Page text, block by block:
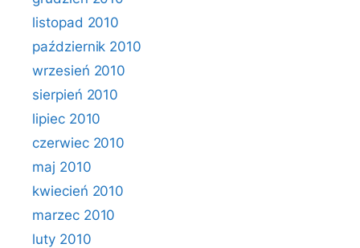
listopad 2010
październik 2010
wrzesień 2010
sierpień 2010
lipiec 2010
czerwiec 2010
maj 2010
kwiecień 2010
marzec 2010
luty 2010